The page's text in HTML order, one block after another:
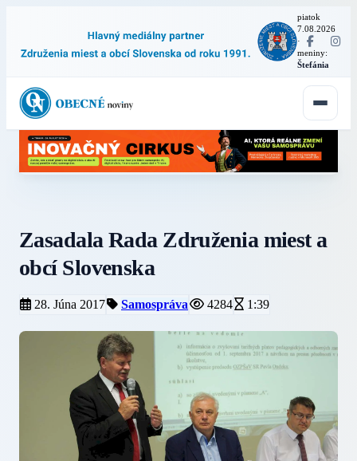
piatok
7.08.2026
·
meniny:
Štefánia
Zasadala Rada Združenia miest a
obcí Slovenska
28. Júna 2017 Samospráva 4284 1:39